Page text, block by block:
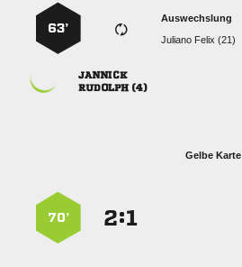
Auswechslung
  
63’

 
Gelbe Karte
:
70’